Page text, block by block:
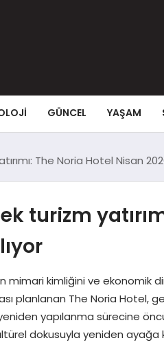
GÜNCEL YAŞAM
The Noria Hotel Nisan
turizm
mimari kimliğini ve ekonomik
planlanan The Noria Hotel,
yapılanma sürecine
dokusuyla yeniden ayağa